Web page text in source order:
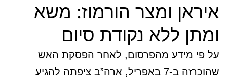
איראן ומצר הורמוז: משא
ומתן ללא נקודת סיום
על פי מידע מהפרסום, לאחר הפסקת האש
שהוכרזה ב-7 באפריל, ארה”ב ציפתה להגיע